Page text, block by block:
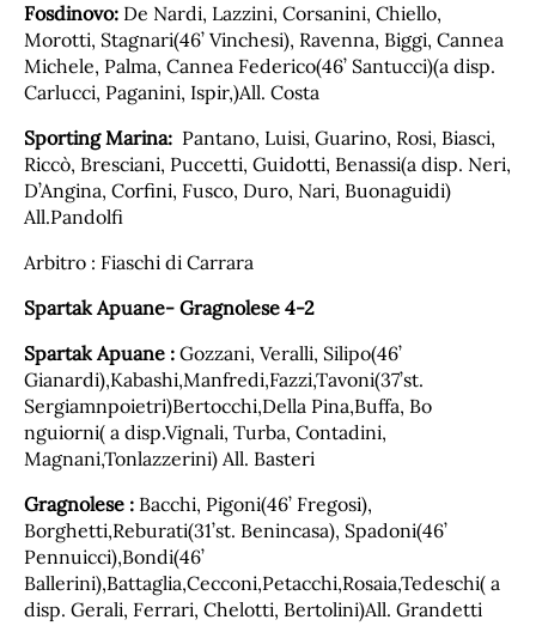
Fosdinovo: De Nardi, Lazzini, Corsanini, Chiello,
Morotti, Stagnari(46’ Vinchesi), Ravenna, Biggi, Cannea
Michele, Palma, Cannea Federico(46’ Santucci)(a disp.
Carlucci, Paganini, Ispir,)All. Costa
Sporting Marina: Pantano, Luisi, Guarino, Rosi, Biasci,
Riccò, Bresciani, Puccetti, Guidotti, Benassi(a disp. Neri,
D’Angina, Corfini, Fusco, Duro, Nari, Buonaguidi)
All.Pandolfi
Arbitro : Fiaschi di Carrara
Spartak Apuane- Gragnolese 4-2
Spartak Apuane : Gozzani, Veralli, Silipo(46’
Gianardi),Kabashi,Manfredi,Fazzi,Tavoni(37’st.
Sergiamnpoietri)Bertocchi,Della Pina,Buffa, Bo
nguiorni( a disp.Vignali, Turba, Contadini,
Magnani,Tonlazzerini) All. Basteri
Gragnolese : Bacchi, Pigoni(46’ Fregosi),
Borghetti,Reburati(31’st. Benincasa), Spadoni(46’
Pennuicci),Bondi(46’
Ballerini),Battaglia,Cecconi,Petacchi,Rosaia,Tedeschi( a
disp. Gerali, Ferrari, Chelotti, Bertolini)All. Grandetti